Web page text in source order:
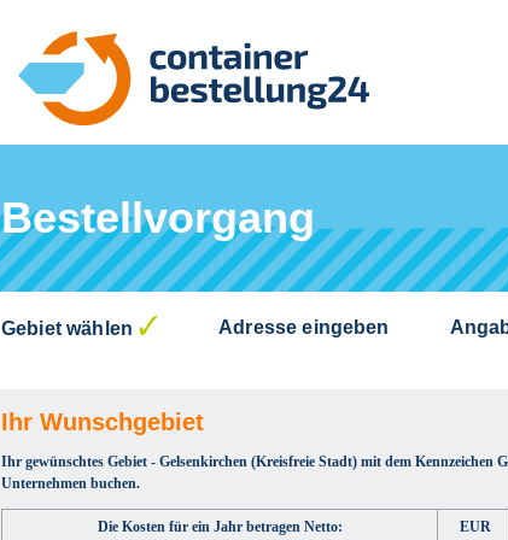
Bestellvorgang
Gebiet wählen Adresse eingeben
Ihr Wunschgebiet
Ihr gewünschtes Gebiet - Gelsenkirchen (Kreisfreie Stadt) mit dem Kennzeichen
Unternehmen buchen.
Die Kosten für ein Jahr betragen Netto: EUR